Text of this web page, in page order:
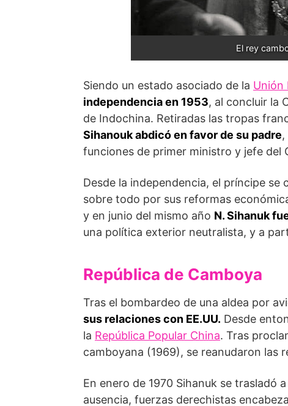
El rey
Siendo un estado asociado de la Unión
independencia en 1953, al concluir la
de Indochina. Retiradas las tropas
Sihanouk abdicó en favor de su padre
funciones de primer ministro y jefe del
Desde la independencia, el príncipe
sobre todo por sus reformas
y en junio del mismo año N. Sihanuk
una política exterior neutralista, y a
República de Camboya
Tras el bombardeo de una aldea por
sus relaciones con EE.UU. Desde
la República Popular China. Tras
camboyana (1969), se reanudaron las
En enero de 1970 Sihanuk se trasladó
ausencia, fuerzas derechistas